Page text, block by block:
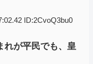
ID:2CvoQ3bu0
れが平民でも、皇